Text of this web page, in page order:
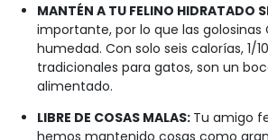
MANTÉN A TU FELINO HIDRATADO
importante, por lo que las golosinas
humedad. Con solo seis calorías, 1/
tradicionales para gatos, son un
alimentado.
LIBRE DE COSAS MALAS: Tu amigo
hemos mantenido cosas como